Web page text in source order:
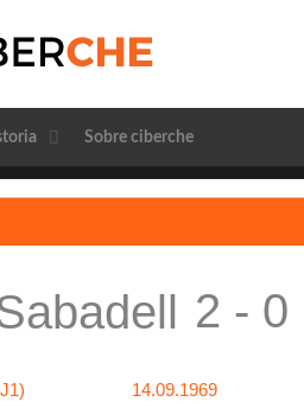
Sobre ciberche
2 - 0
14.09.1969